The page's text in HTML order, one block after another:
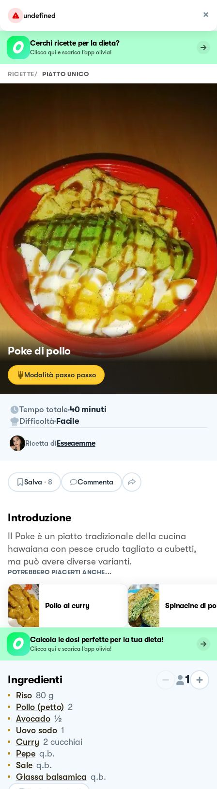
undefined
Cerchi ricette per la dieta?
Clicca qui e scarica l’app olivia!
RICETTE/ PIATTO UNICO
Poke di pollo
Modalità passo passo
Tempo totale 40 minuti
Difficoltà Facile
ricetta diEsseaemme
Salva · 8 Commenta
Introduzione
Il Poke è un piatto tradizionale della cucina
hawaiana con pesce crudo tagliato a cubetti,
ma può avere diverse varianti.
POTREBBERO PIACERTI ANCHE...
Pollo al curry Spinacine di
Calcola le dosi perfette per la tua dieta!
Clicca qui e scarica l’app olivia!
Ingredienti 1
Riso 80 g
Pollo (petto) 2
Avocado ½
Uovo sodo 1
Curry 2 cucchiai
Pepe q.b.
Sale q.b.
Glassa balsamica q.b.